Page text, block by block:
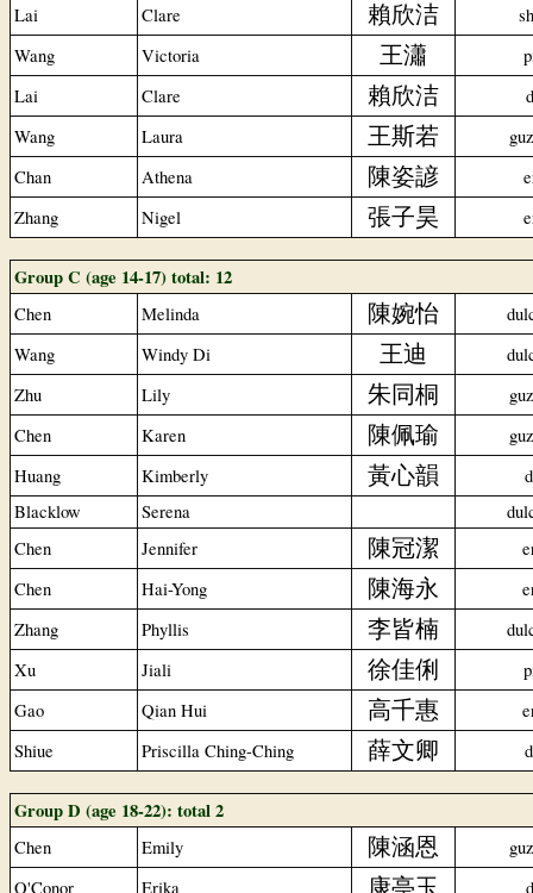
Lai
Clare 賴欣洁 s
Wang
Victoria 王瀟
Lai
Clare 賴欣洁
Wang
Laura 王斯若
Chan
Athena 陳姿諺
Zhang
Nigel 張子昊
Group C (age 14-17) total: 12
Chen Melinda 陳婉怡
Wang
Windy Di 王迪
Zhu
Lily 朱同桐
Chen
Karen 陳佩瑜
Huang
Kimberly 黃心韻
Blacklow
Serena
Chen
Jennifer 陳冠潔
Chen
Hai-Yong 陳海永
Zhang
Phyllis 李皆楠
Xu
Jiali 徐佳俐
Gao
Qian Hui 高千惠
Shiue
Priscilla Ching-Ching 薛文卿
Group D (age 18-22): total 2
Chen Emily 陳涵恩
O'Conor
Erika 康亭玉